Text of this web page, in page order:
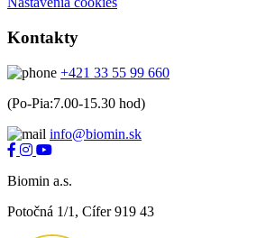
Kontakty
+421 33 55 99 660
(Po-Pia:7.00-15.30 hod)
info@biomin.sk
Biomin a.s.
Potočná 1/1, Cífer 919 43